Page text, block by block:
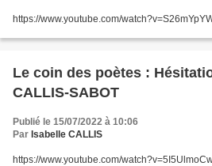
https://www.youtube.com/
Le coin des poètes : Hésitation d'Isabelle
CALLIS-SABOT
Publié le 15/07/2022 à 10:06
Par Isabelle CALLIS
https://www.youtube.com/